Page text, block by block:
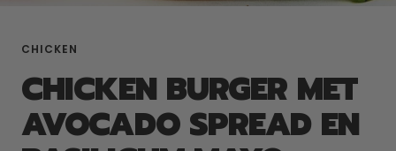
CHICKEN
CHICKEN BURGER MET
AVOCADO SPREAD EN